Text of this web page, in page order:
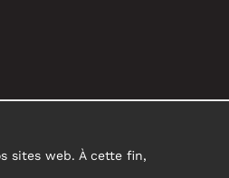
retours de produits à
sites web. À cette fin,